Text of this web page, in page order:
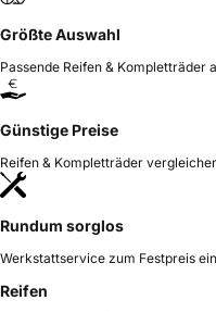
Größte Auswahl
Passende Reifen & Kompletträder
Günstige Preise
Reifen & Kompletträder
Rundum sorglos
Werkstattservice zum Festpreis
Reifen